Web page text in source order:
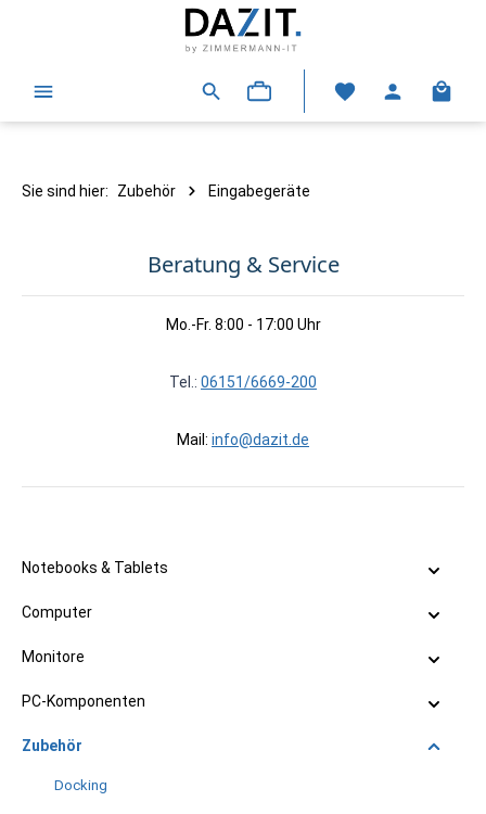
Sie sind hier: Zubehör Eingabegeräte
Beratung & Service
Mo.-Fr. 8:00 - 17:00 Uhr
Tel.: 06151/6669-200
Mail: info@dazit.de
Notebooks & Tablets
Computer
Monitore
PC-Komponenten
Zubehör
Docking